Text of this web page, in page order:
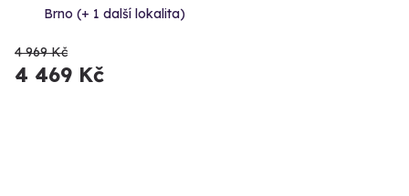
Brno (+ 1 další lokalita)
4 969 Kč
4 469 Kč